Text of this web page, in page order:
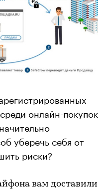
онлайн-покупок
уберечь себя от
риски?
вам доставили